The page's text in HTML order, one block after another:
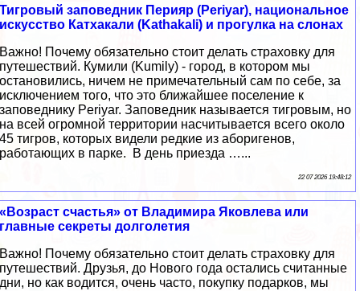
Тигровый заповедник Перияр (Periyar), национальное
искусство Катхакали (Kathakali) и прогулка на слонах
Важно! Почему обязательно стоит делать страховку для
путешествий. Кумили (Kumily) - город, в котором мы
остановились, ничем не примечательный сам по себе, за
исключением того, что это ближайшее поселение к
заповеднику Periyar. Заповедник называется тигровым, но
на всей огромной территории насчитывается всего около
45 тигров, которых видели редкие из аборигенов,
работающих в парке. В день приезда …...
22 07 2026 19:48:12
«Возраст счастья» от Владимира Яковлева или
главные секреты долголетия
Важно! Почему обязательно стоит делать страховку для
путешествий. Друзья, до Нового года остались считанные
дни, но как водится, очень часто, покупку подарков, мы